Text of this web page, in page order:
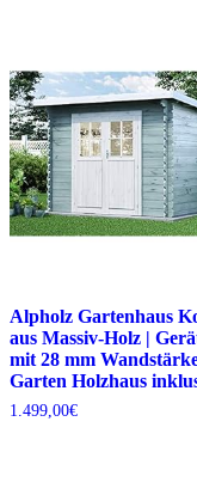
Alpholz Gartenhaus
aus Massiv-Holz |
mit 28 mm
Garten Holzhaus
1.499,00€